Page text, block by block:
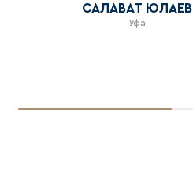
САЛАВАТ ЮЛАЕВ
Уфа